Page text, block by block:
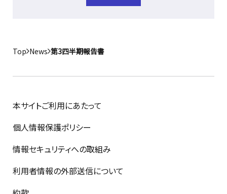
Top News 第3四半期報告書
本サイトご利用にあたって
個人情報保護ポリシー
情報セキュリティへの取組み
利用者情報の外部送信について